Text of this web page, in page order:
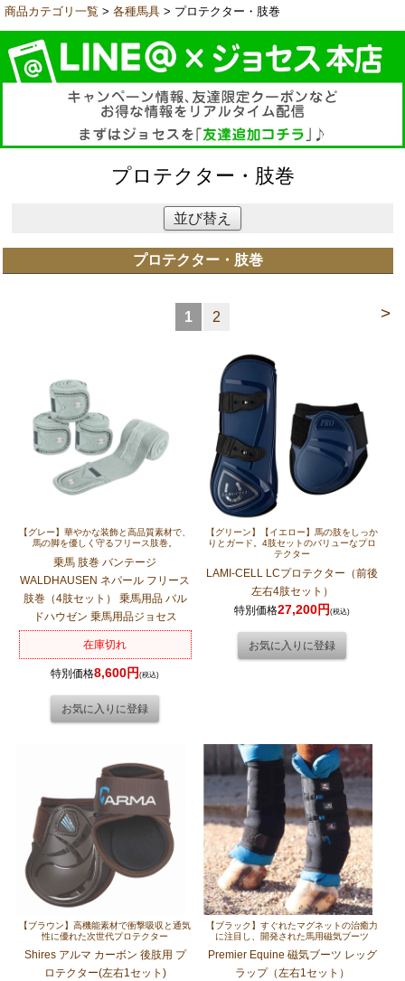
商品カテゴリ一覧 > 各種馬具 > プロテクター・肢巻
プロテクター・肢巻
並び替え
プロテクター・肢巻
>
1 2
【グレー】華やかな装飾と高品質素材で、
馬の脚を優しく守るフリース肢巻。
乗馬 肢巻 バンテージ
WALDHAUSEN ネパール フリース
肢巻（4肢セット） 乗馬用品 バル
ドハウゼン 乗馬用品ジョセス
在庫切れ
特別価格8,600円(税込)
【グリーン】【イエロー】馬の肢をしっか
りとガード。4肢セットのバリューなプロ
テクター
LAMI-CELL LCプロテクター（前後
左右4肢セット）
特別価格27,200円(税込)
【ブラウン】高機能素材で衝撃吸収と通気
性に優れた次世代プロテクター
Shires アルマ カーボン 後肢用 プ
ロテクター(左右1セット)
【ブラック】すぐれたマグネットの治癒力
に注目し、開発された馬用磁気ブーツ
Premier Equine 磁気ブーツ レッグ
ラップ（左右1セット）